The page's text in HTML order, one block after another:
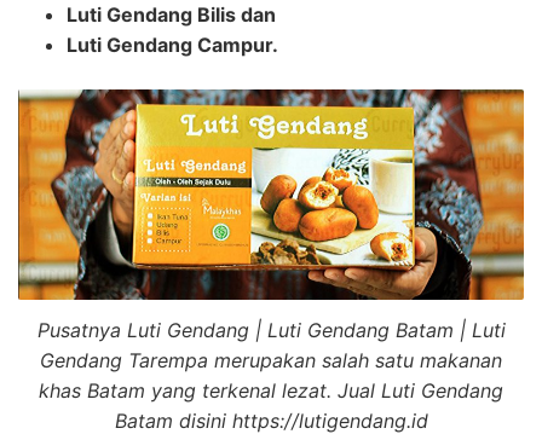
Luti Gendang Bilis dan
Luti Gendang Campur.
Pusatnya Luti Gendang | Luti Gendang Batam | Luti
Gendang Tarempa merupakan salah satu makanan
khas Batam yang terkenal lezat. Jual Luti Gendang
Batam disini https://lutigendang.id